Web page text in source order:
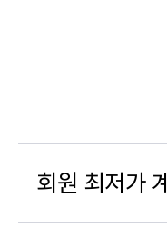
회원 최저가